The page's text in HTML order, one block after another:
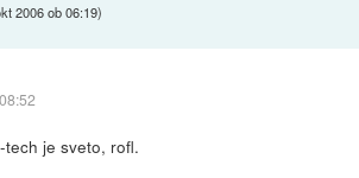
2006 ob 06:19)
je sveto, rofl.